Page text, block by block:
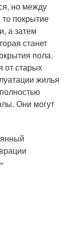
но между
покрытие
а затем
станет
пола.
от старых
жилья
Они могут